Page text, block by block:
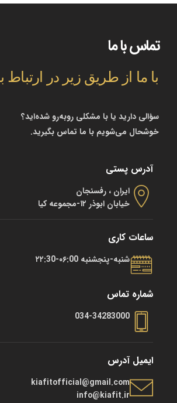
دکوراسیون ساختمان پزشکان
تماس با ما
با ما از طریق زیر در ارتباط
سؤالی دارید یا با مشکلی روبه‌رو شده‌اید؟
خوشحال می‌شویم با ما تماس بگیرید.
آدرس پستی
ایران ، رفسنجان
خیابان ابوذر ۱۲-مجموعه کیا
ساعات کاری
شنبه-پنجشنبه ۰۶:00-۲۲:30
شماره تماس
034-34283000
ایمیل آدرس
kiafitofficial@gmail.com
info@kiafit.ir